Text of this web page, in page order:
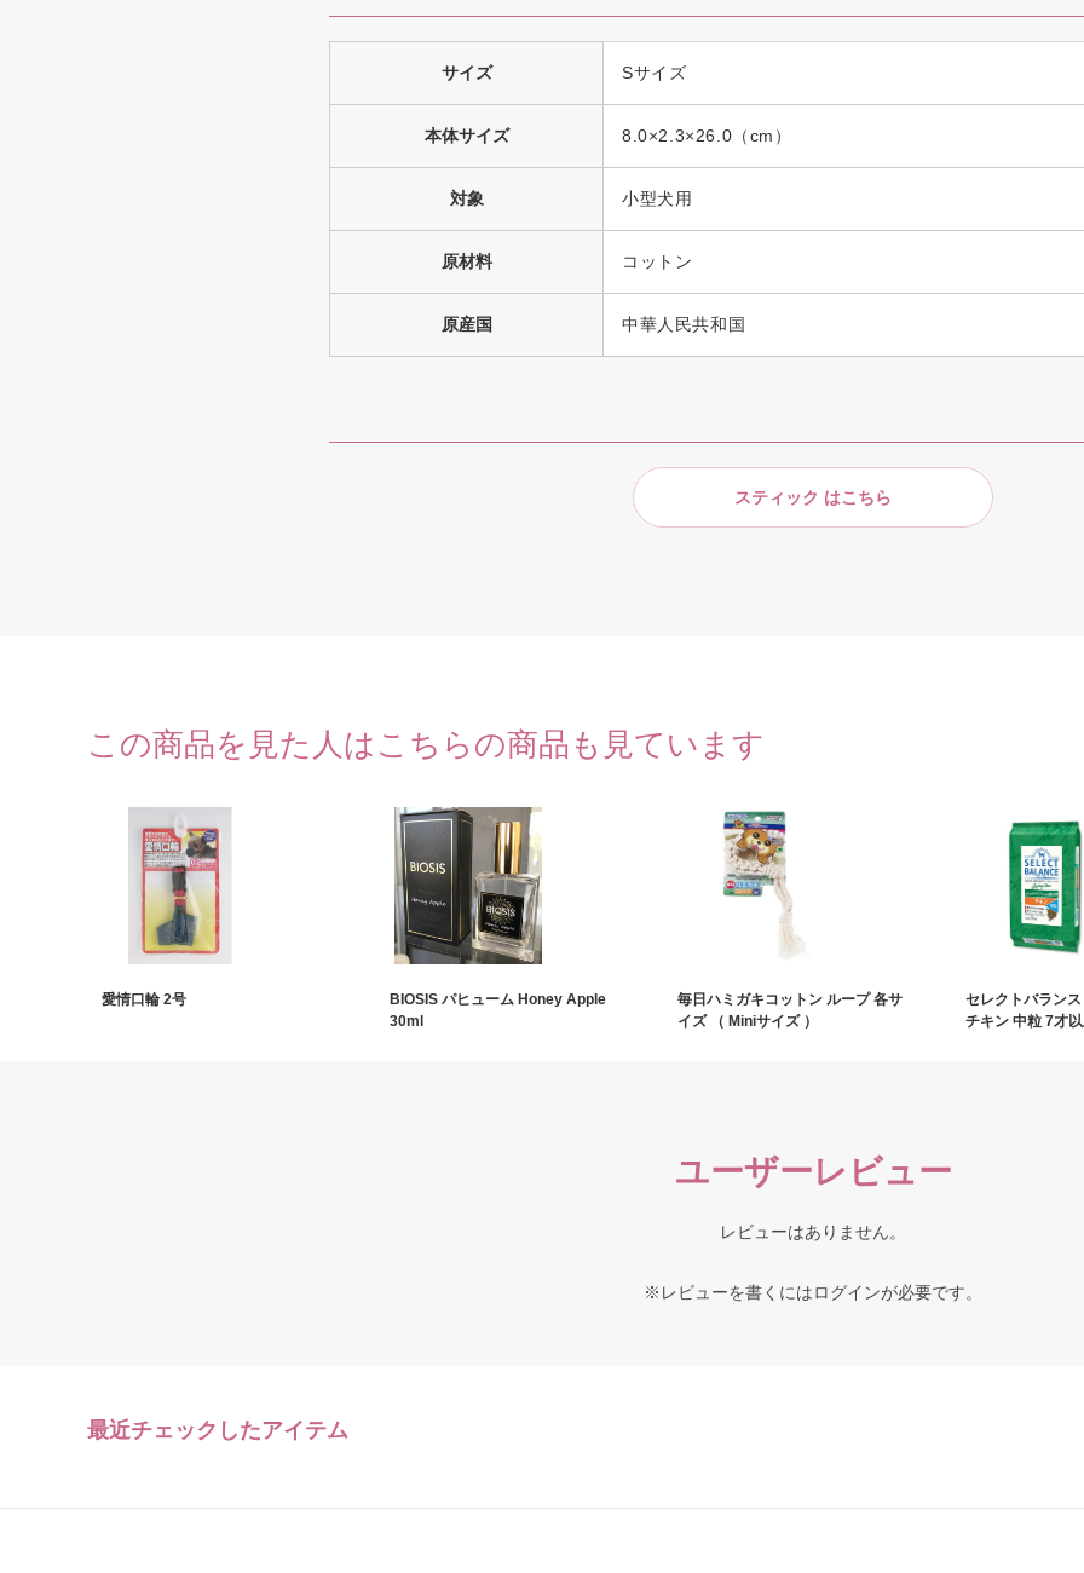
サイズ Sサイズ
本体サイズ 8.0×2.3×26.0（cm）
対象 小型犬用
原材料 コットン
原産国 中華人民共和国
スティック はこちら
この商品を見た人はこちらの商品も見ています
愛情口輪 2号
BIOSIS パヒューム Honey Apple
30ml
毎日ハミガキコットン ループ 各サ
イズ （ Miniサイズ ）
セレクトバラン
チキン 中粒 7才
ユーザーレビュー
レビューはありません。
※レビューを書くにはログインが必要です。
最近チェックしたアイテム